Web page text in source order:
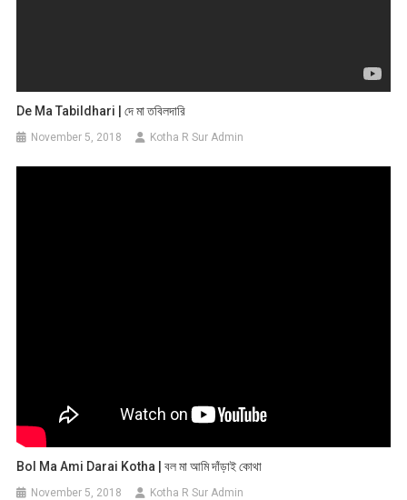
De Ma Tabildhari | দে মা তবিলদারি
November 5, 2018 Kotha R Sur Admin
Bol Ma Ami Darai Kotha | বল মা আমি দাঁড়াই কোথা
November 5, 2018 Kotha R Sur Admin